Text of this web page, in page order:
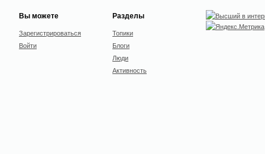
Вы можете
Зарегистрироваться
Войти
Разделы
Топики
Блоги
Люди
Активность